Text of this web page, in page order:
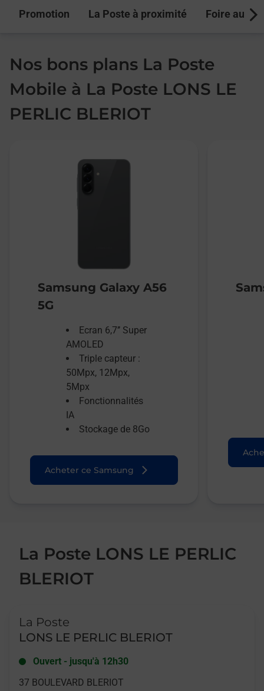
Promotion La Poste à proximité Foire aux
Nos bons plans La Poste
Mobile à La Poste LONS LE
PERLIC BLERIOT
Samsung Galaxy A56
5G
Ecran 6,7’’ Super
AMOLED
Triple capteur :
50Mpx, 12Mpx,
5Mpx
Fonctionnalités
IA
Stockage de 8Go
Acheter ce Samsung
La Poste LONS LE PERLIC
BLERIOT
La Poste
LONS LE PERLIC BLERIOT
Ouvert - jusqu'à 12h30
37 BOULEVARD BLERIOT